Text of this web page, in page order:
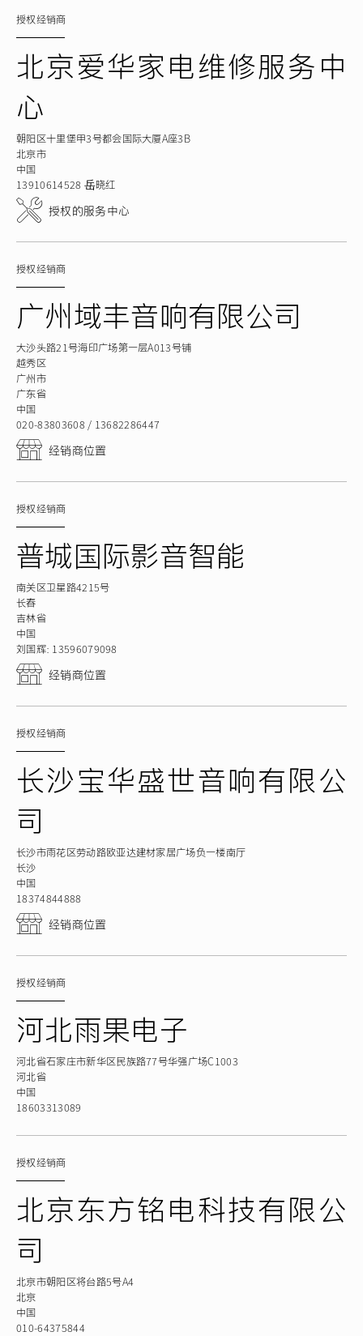
授权经销商
北京爱华家电维修服务中
心
朝阳区十里堡甲3号都会国际大厦A座3B
北京市
中国
13910614528 岳晓红
授权的服务中心
授权经销商
广州域丰音响有限公司
大沙头路21号海印广场第一层A013号铺
越秀区
广州市
广东省
中国
020-83803608 / 13682286447
经销商位置
授权经销商
普城国际影音智能
南关区卫星路4215号
长春
吉林省
中国
刘国辉：13596079098
经销商位置
授权经销商
长沙宝华盛世音响有限公
司
长沙市雨花区劳动路欧亚达建材家居广场负一楼南厅
长沙
中国
18374844888
经销商位置
授权经销商
河北雨果电子
河北省石家庄市新华区民族路77号华强广场C1003
河北省
中国
18603313089
授权经销商
北京东方铭电科技有限公
司
北京市朝阳区将台路5号A4
北京
中国
010-64375844